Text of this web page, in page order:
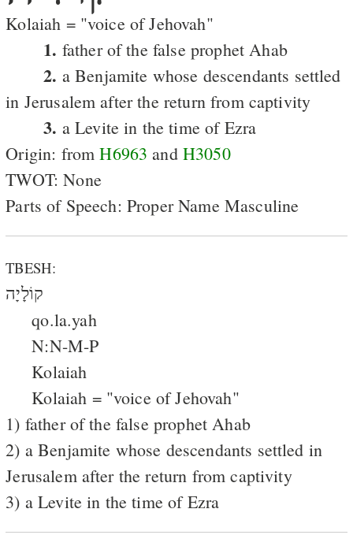
Kolaiah = "voice of Jehovah"
1. father of the false prophet Ahab
2. a Benjamite whose descendants settled
in Jerusalem after the return from captivity
3. a Levite in the time of Ezra
Origin: fromH6963 and H3050
TWOT: None
Parts of Speech: Proper Name Masculine
TBESH:
קוֹלָיָה
qo.la.yah
N:N-M-P
Kolaiah
Kolaiah = "voice of Jehovah"
1) father of the false prophet Ahab
2) a Benjamite whose descendants settled in
Jerusalem after the return from captivity
3) a Levite in the time of Ezra